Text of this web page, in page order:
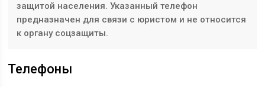
защитой населения. Указанный телефон
предназначен для связи с юристом и не относится
к органу соцзащиты.
Телефоны